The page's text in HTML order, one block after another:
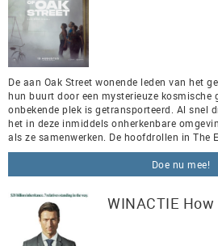
De aan Oak Street wonende leden van het
hun buurt door een mysterieuze kosmische
onbekende plek is getransporteerd. Al snel
het in deze inmiddels onherkenbare
als ze samenwerken. De hoofdrollen in The
Doe nu mee!
WINACTIE